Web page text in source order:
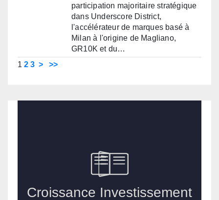
participation majoritaire stratégique
dans Underscore District,
l'accélérateur de marques basé à
Milan à l'origine de Magliano,
GR10K et du…
1 2 3 > >>